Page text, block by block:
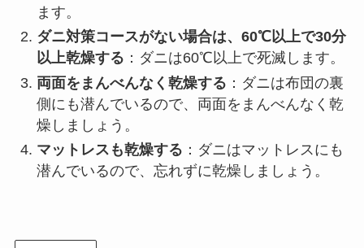
ます。
ダニ対策コースがない場合は、60℃以上で30分
以上乾燥する ：ダニは60℃以上で死滅します。
両面をまんべんなく乾燥する ：ダニは布団の裏
側にも潜んでいるので、両面をまんべんなく乾
燥しましょう。
マットレスも乾燥する ：ダニはマットレスにも
潜んでいるので、忘れずに乾燥しましょう。